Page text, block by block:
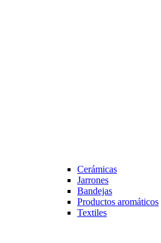
Cerámicas
Jarrones
Bandejas
Productos aromáticos
Textiles